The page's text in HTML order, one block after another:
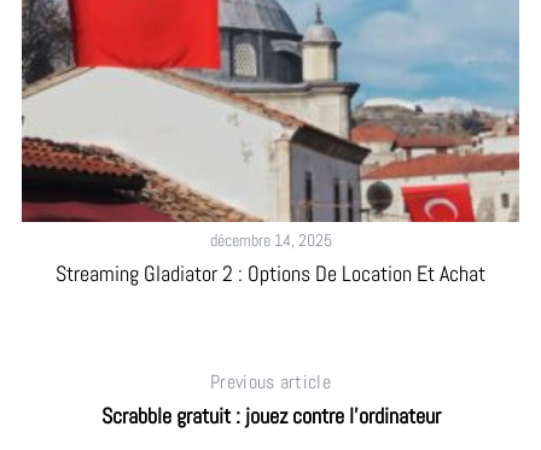
décembre 14, 2025
Streaming Gladiator 2 : Options De Location Et Achat
Previous article
Scrabble gratuit : jouez contre l’ordinateur